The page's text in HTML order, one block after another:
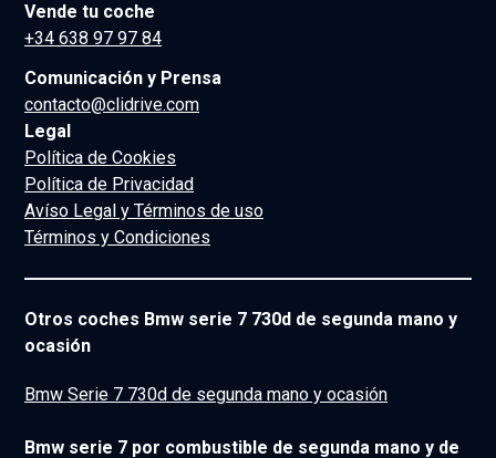
Vende tu coche
+34 638 97 97 84
Comunicación y Prensa
contacto@clidrive.com
Legal
Política de Cookies
Política de Privacidad
Avíso Legal y Términos de uso
Términos y Condiciones
Otros coches Bmw serie 7 730d de segunda mano y
ocasión
Bmw Serie 7 730d de segunda mano y ocasión
Bmw serie 7 por combustible de segunda mano y de